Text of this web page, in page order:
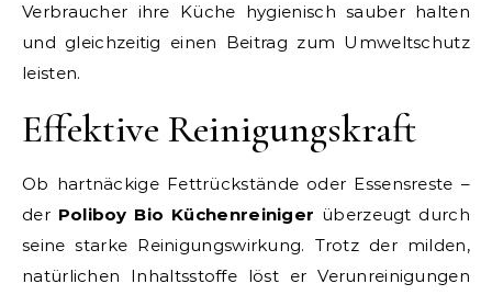
Verbraucher ihre Küche hygienisch sauber halten
und gleichzeitig einen Beitrag zum Umweltschutz
leisten.
Effektive Reinigungskraft
Ob hartnäckige Fettrückstände oder Essensreste –
der Poliboy Bio Küchenreiniger überzeugt durch
seine starke Reinigungswirkung. Trotz der milden,
natürlichen Inhaltsstoffe löst er Verunreinigungen